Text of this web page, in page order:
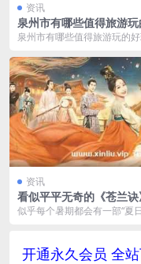
资讯
泉州市有哪些值得旅游玩
玩地方？推荐哪些？都是
泉州市有哪些值得旅游玩的好
略 欢迎来到福建泉...
资讯
看似平平无奇的《苍兰诀
对了什么？
似乎每个暑期都会有一部“夏日
开通永久会员 全